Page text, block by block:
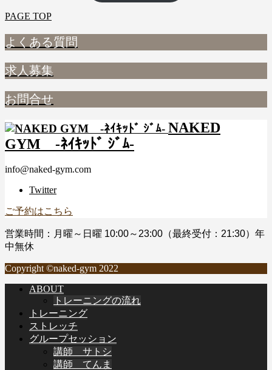
PAGE TOP
よくある質問
求人募集
お問合せ
NAKED
GYM -ﾈｲｷｯﾄﾞ ｼﾞﾑ-
info@naked-gym.com
Twitter
ご予約はこちら
営業時間：月曜～日曜 10:00～23:00（最終受付：21:30）年
中無休
Copyright ©naked-gym 2022
ABOUT
トレーニングの流れ
トレーニング
ストレッチ
グループセッション
講師 サトシ
講師 てんま